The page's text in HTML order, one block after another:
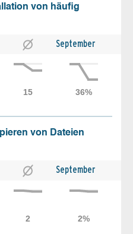
von häufig
September
von Dateien
September